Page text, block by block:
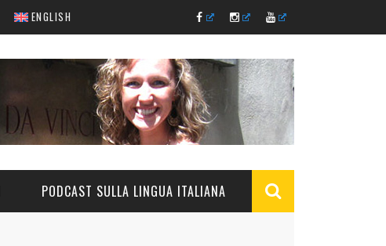
ENGLISH
PODCAST SULLA LINGUA ITALIANA